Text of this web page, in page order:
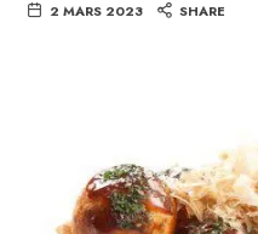
2 MARS 2023 SHARE